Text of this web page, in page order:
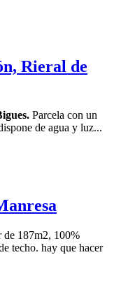
Rieral de
Parcela con un
de agua y luz...
de 187m2, 100%
techo. hay que hacer